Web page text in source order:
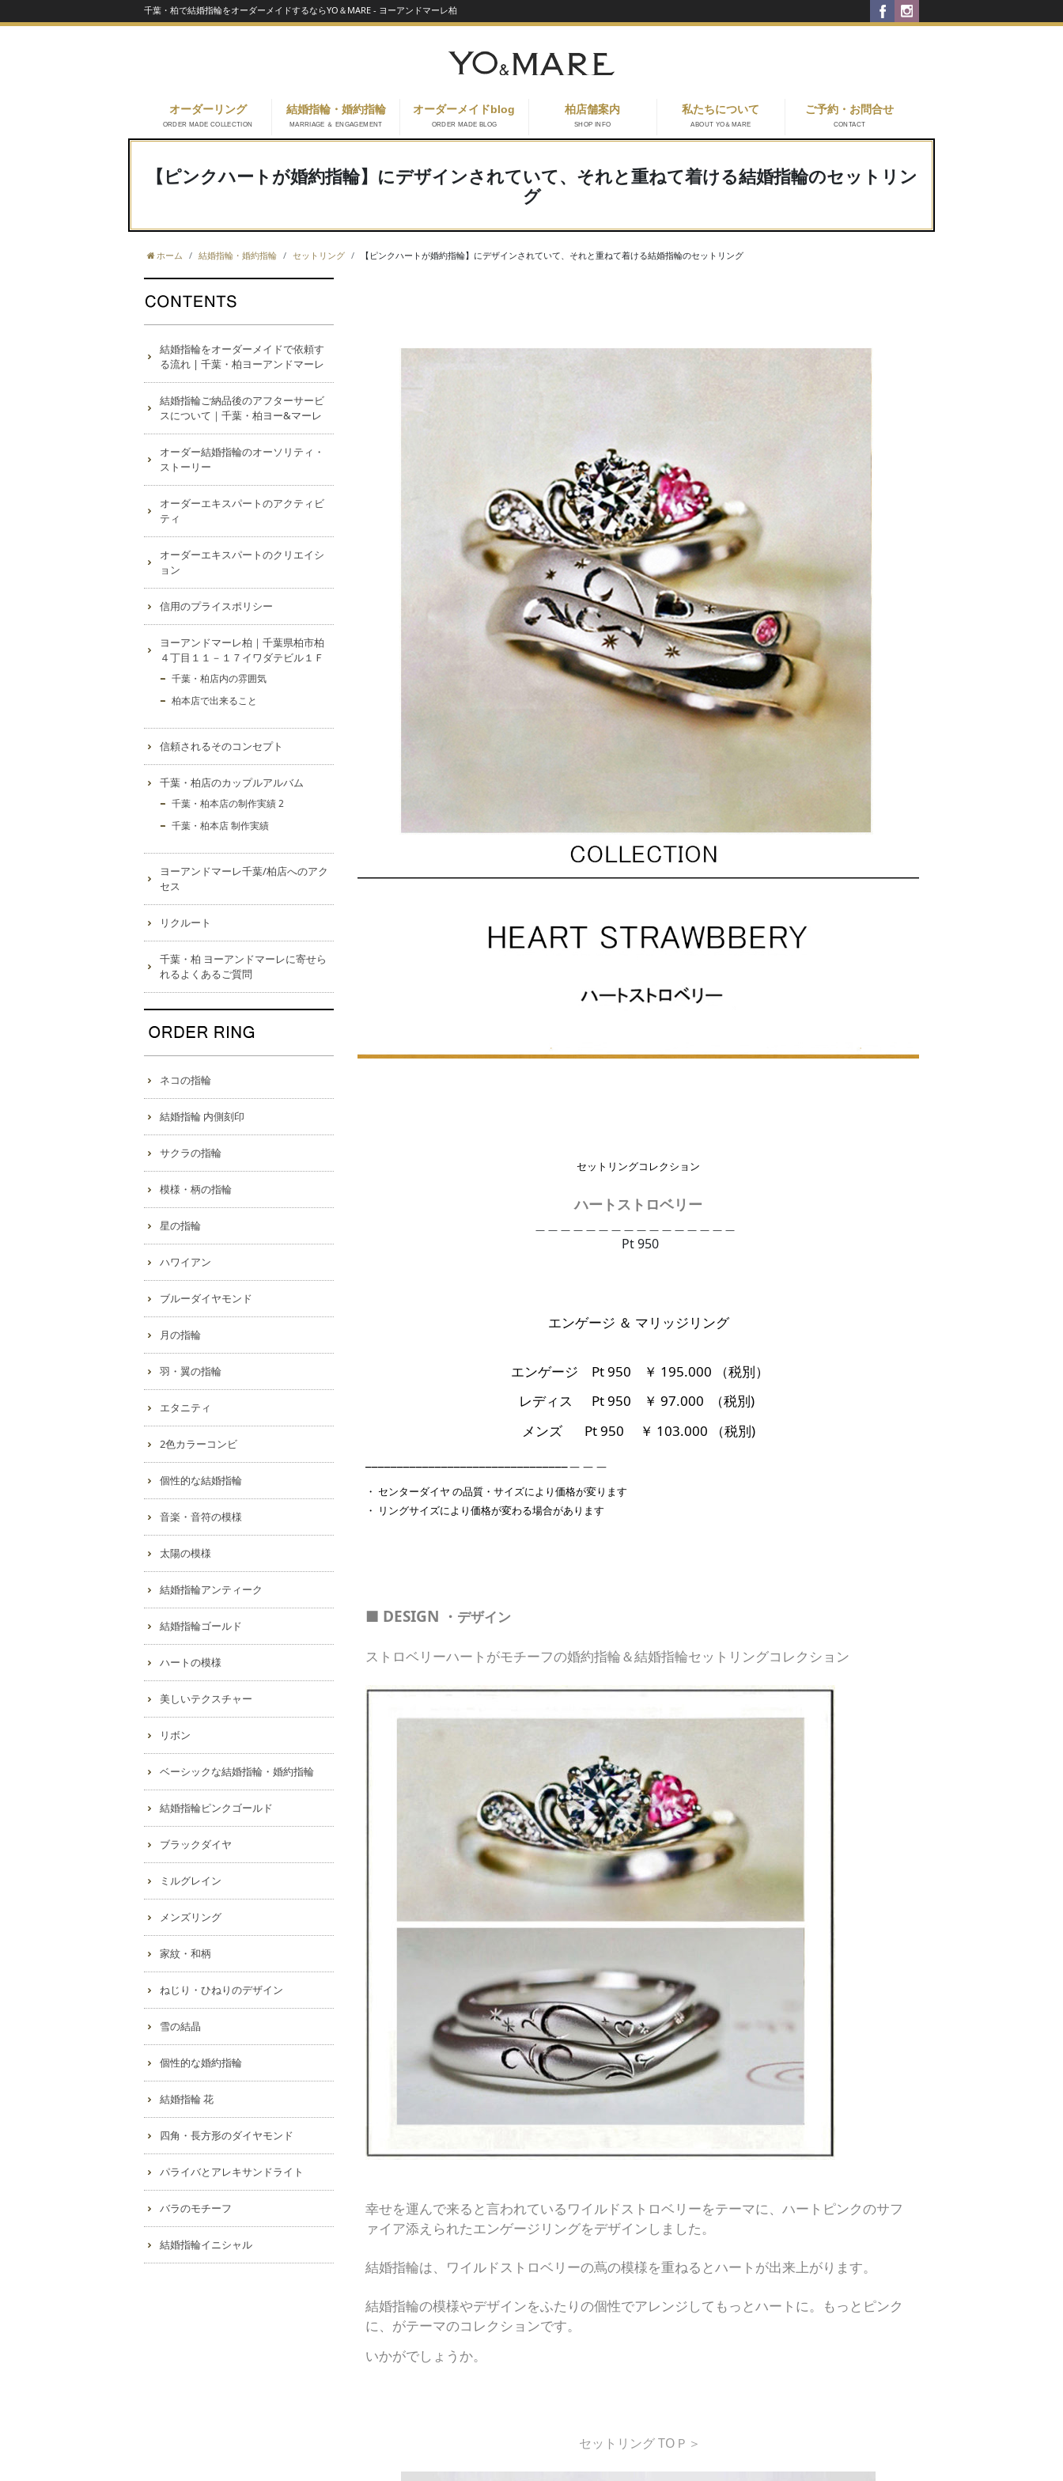
千葉・柏で結婚指輪をオーダーメイドするならYO＆MARE - ヨーアンドマーレ柏
オーダーリング
ORDER MADE COLLECTION
結婚指輪・婚約指輪
MARRIAGE ＆ ENGAGEMENT
オーダーメイドblog
ORDER MADE BLOG
柏店舗案内
SHOP INFO
私たちについて
ABOUT YO＆MARE
ご予約・お問合せ
CONTACT
【ピンクハートが婚約指輪】にデザインされていて、それと重ねて着ける結婚指輪のセットリン
グ
ホーム 結婚指輪・婚約指輪 セットリング 【ピンクハートが婚約指輪】にデザインされていて、それと重ねて着ける結婚指輪のセットリング
セットリングコレクション
ハートストロベリー
Pt 950
エンゲージ ＆ マリッジリング
エンゲージ Pt 950 ￥ 195.000 （税別）
レディス Pt 950 ￥ 97.000 （税別)
メンズ Pt 950
￥ 103.000 （税別)
・ センターダイヤ の品質・サイズにより価格が変ります
・ リングサイズにより価格が変わる場合があります
■ DESIGN ・ デザイン
ストロベリーハートがモチーフの婚約指輪＆結婚指輪セットリングコレクション
幸せを運んで来ると言われているワイルドストロベリーをテーマに、 ハートピンクのサフ
ァイア添えられたエンゲージリングをデザインしました。
結婚指輪は、ワイルドストロベリーの蔦の模様を重ねるとハートが出来上がります。
結婚指輪の模様やデザインをふたりの個性でアレンジして もっとハートに。もっとピンク
に、がテーマのコレクションです。
いかがでしょうか。
セットリング TOＰ＞
結婚指輪をオーダーメイドで依頼す
る流れ | 千葉・柏ヨーアンドマーレ
結婚指輪ご納品後のアフターサービ
スについて｜千葉・柏ヨー&マーレ
オーダー結婚指輪のオーソリティ・
ストーリー
オーダーエキスパートのアクティビ
ティ
オーダーエキスパートのクリエイシ
ョン
信用のプライスポリシー
ヨーアンドマーレ柏｜千葉県柏市柏
４丁目１１－１７イワダテビル１Ｆ
千葉・柏店内の雰囲気
柏本店で出来ること
信頼されるそのコンセプト
千葉・柏店のカップルアルバム
千葉・柏本店の制作実績 2
千葉・柏本店 制作実績
ヨーアンドマーレ千葉/柏店へのアク
セス
リクルート
千葉・柏 ヨーアンドマーレに寄せら
れるよくあるご質問
ネコの指輪
結婚指輪 内側刻印
サクラの指輪
模様・柄の指輪
星の指輪
ハワイアン
ブルーダイヤモンド
月の指輪
羽・翼の指輪
エタニティ
2色カラーコンビ
個性的な結婚指輪
音楽・音符の模様
太陽の模様
結婚指輪アンティーク
結婚指輪ゴールド
ハートの模様
美しいテクスチャー
リボン
ベーシックな結婚指輪・婚約指輪
結婚指輪ピンクゴールド
ブラックダイヤ
ミルグレイン
メンズリング
家紋・和柄
ねじり・ひねりのデザイン
雪の結晶
個性的な婚約指輪
結婚指輪 花
四角・長方形のダイヤモンド
パライバとアレキサンドライト
バラのモチーフ
結婚指輪イニシャル